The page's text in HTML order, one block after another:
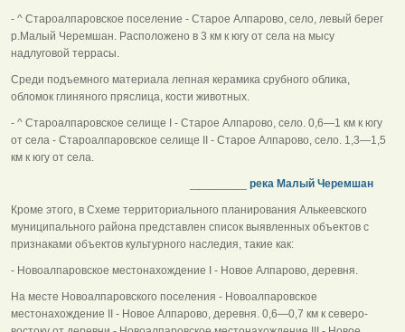
- ^ Староалпаровское поселение - Старое Алпарово, село, левый берег
р.Малый Черемшан. Расположено в 3 км к югу от села на мысу
надлуговой террасы.
Среди подъемного материала лепная керамика срубного облика,
обломок глиняного пряслица, кости животных.
- ^ Староалпаровское селище I - Старое Алпарово, село. 0,6—1 км к югу
от села - Староалпаровское селище II - Старое Алпарово, село. 1,3—1,5
км к югу от села.
река Малый Черемшан
Кроме этого, в Схеме территориального планирования Алькеевского
муниципального района представлен список выявленных объектов с
признаками объектов культурного наследия, такие как:
- Новоалпаровское местонахождение I - Новое Алпарово, деревня.
На месте Новоалпаровского поселения - Новоалпаровское
местонахождение II - Новое Алпарово, деревня. 0,6—0,7 км к северо-